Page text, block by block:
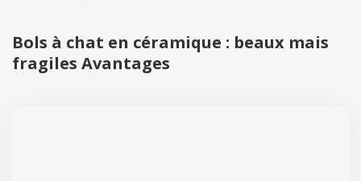
Bols à chat en céramique : beaux mais
fragiles Avantages